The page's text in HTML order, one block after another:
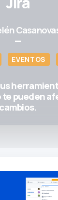
—
EVENTOS
pueden
cambios.